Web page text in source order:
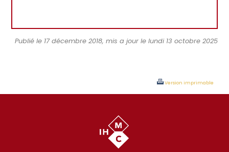
Publié le 17 décembre 2018, mis a jour le lundi 13 octobre 2025
Version imprimable